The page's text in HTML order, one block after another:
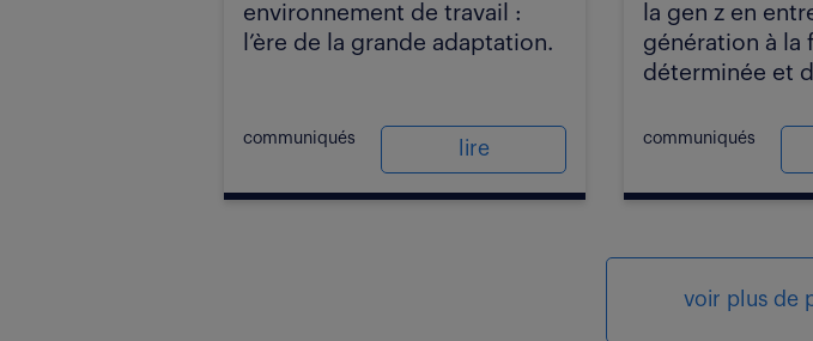
environnement de travail :
l’ère de la grande adaptation.
communiqués lire
la gen z en
génération à la
déterminée et
communiqués
voir plus de